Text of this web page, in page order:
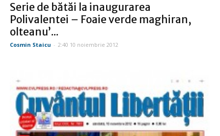
Serie de bătăi la inaugurarea
Polivalentei – Foaie verde maghiran,
olteanu’...
Cosmin Staicu - 2:40 10 noiembrie 2012